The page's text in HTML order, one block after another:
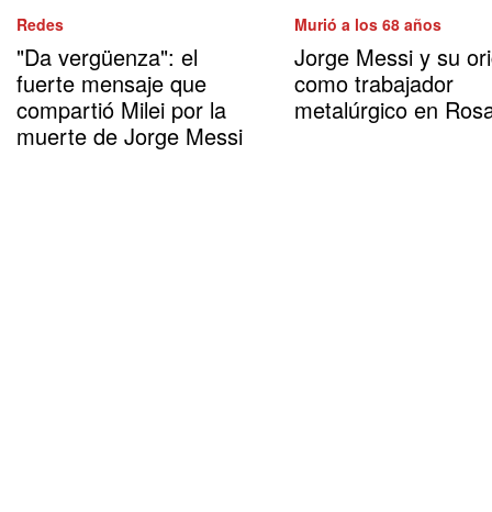
Redes
"Da vergüenza": el
fuerte mensaje que
compartió Milei por la
muerte de Jorge Messi
Murió a los 68 años
Jorge Messi y su
como trabajador
metalúrgico en